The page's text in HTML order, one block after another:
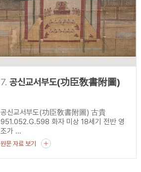
7. 공신교서부도(功臣敎書附圖)
공신교서부도(功臣敎書附圖) 古貴
951.052.G.598 화자 미상 18세기 전반 영
조가 ...
원문 자료 보기